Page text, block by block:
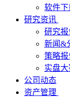
软件下
研究资讯
研究报
新闻&
策略报
实盘
公司动态
资产管理